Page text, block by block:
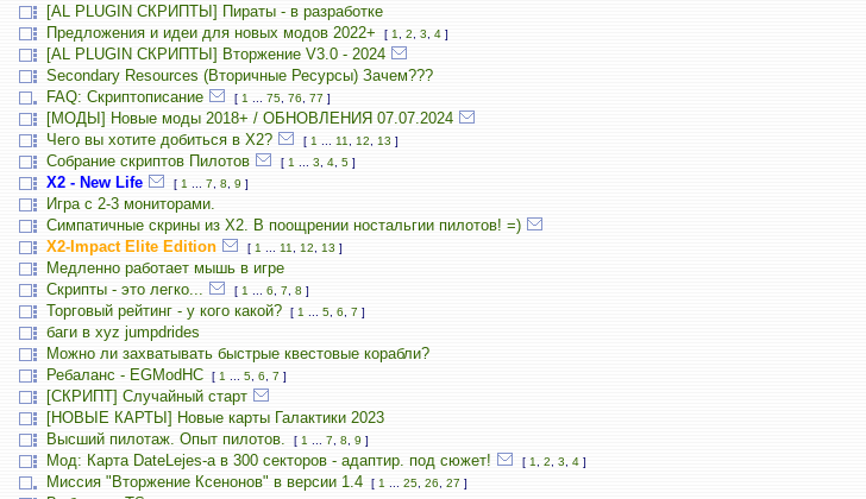
[AL PLUGIN СКРИПТЫ] Пираты - в разработке
Предложения и идеи для новых модов 2022+ [ 1 2 3 4]
[AL PLUGIN СКРИПТЫ] Вторжение V3.0 - 2024
Secondary Resources (Вторичные Ресурсы) Зачем???
FAQ: Скриптописание [ 1 75, 76 77 ]
[МОДЫ] Новые моды 2018+ / ОБНОВЛЕНИЯ 07.07.2024
Чего вы хотите добиться в Х2? [ 1 11 12 13 ]
Собрание скриптов Пилотов [ 1 3 4, 5]
X2 - New Life [ 1 7 8 9 ]
Игра с 2-3 мониторами.
Симпатичные скрины из X2. В поощрении ностальгии пилотов! =)
X2-Impact Elite Edition [ 1 11 12 13 ]
Медленно работает мышь в игре
Скрипты - это легко... [ 1 6 7 8 ]
Торговый рейтинг - у кого какой? [ 1 5, 6 7 ]
баги в xyz jumpdrides
Можно ли захватывать быстрые квестовые корабли?
Ребаланс - EGModHC [ 1 5, 6 7 ]
[СКРИПТ] Случайный старт
[НОВЫЕ КАРТЫ] Новые карты Галактики 2023
Высший пилотаж. Опыт пилотов. [ 1 7 8 9 ]
Мод: Карта DateLejes-а в 300 секторов - адаптир. под сюжет! [ 1 2 3 4]
Миссия "Вторжение Ксенонов" в версии 1.4 [ 1 25, 26 27 ]